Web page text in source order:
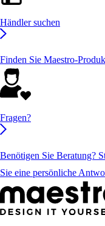
Händler suchen
Finden Sie Maestro-
Fragen?
Benötigen Sie Beratung?
Sie eine persönliche